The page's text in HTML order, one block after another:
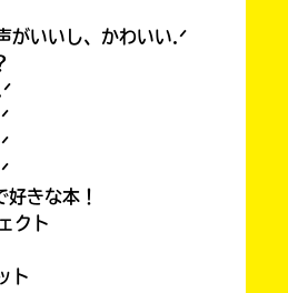
いいし、かわいい.ᐟ
きな本！
クト
ト